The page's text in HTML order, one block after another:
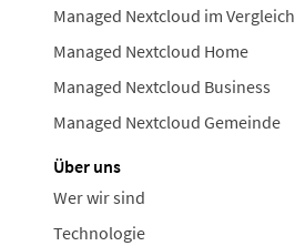
Managed Nextcloud im Vergleich
Managed Nextcloud Home
Managed Nextcloud Business
Managed Nextcloud Gemeinde
Über uns
Wer wir sind
Technologie